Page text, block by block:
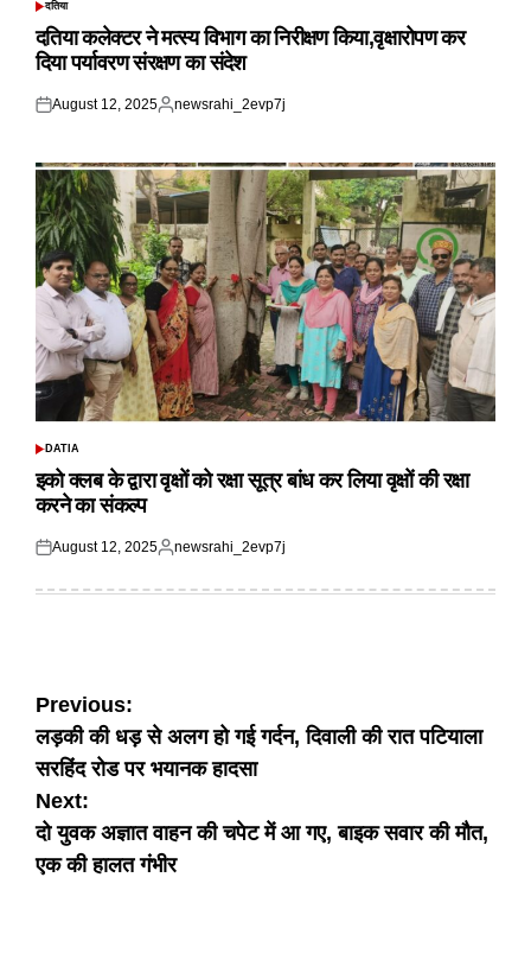
POSTED
दतिया
दतिया कलेक्टर ने मत्स्य विभाग का निरीक्षण किया,वृक्षारोपण कर
दिया पर्यावरण संरक्षण का संदेश
Posted
August 12, 2025
Posted
newsrahi_2evp7j
POSTED
DATIA
इको क्लब के द्वारा वृक्षों को रक्षा सूत्र बांध कर लिया वृक्षों की रक्षा
करने का संकल्प
Posted
August 12, 2025
Posted
newsrahi_2evp7j
Post
navigation
Previous:
लड़की की धड़ से अलग हो गई गर्दन, दिवाली की रात पटियाला
सरहिंद रोड पर भयानक हादसा
Next:
दो युवक अज्ञात वाहन की चपेट में आ गए, बाइक सवार की मौत,
एक की हालत गंभीर